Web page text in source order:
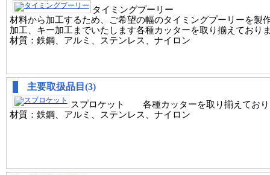
タイミングプーリー
材料から加工するため、ご希望の幅のタイミングプーリーを製
加工、キー加工までいたします各種カッターを取り揃えており
材質：鉄鋼、アルミ、ステンレス、ナイロン
主要取扱品目(3)
スプロケット 各種カッターを取り揃えており
材質：鉄鋼、アルミ、ステンレス